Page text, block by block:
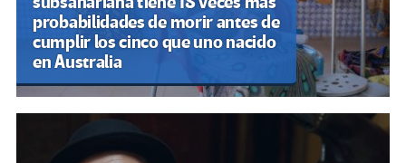
probabilidades de morir antes de
cumplir los cinco que uno nacido
en Australia